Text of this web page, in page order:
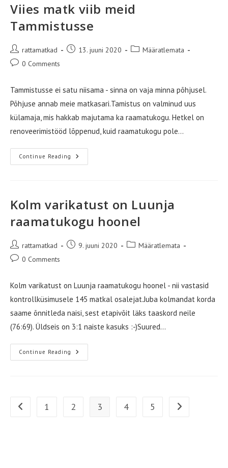
Viies matk viib meid
Tammistusse
Post
author:
rattamatkad
Post 13. juuni 2020
PostMääratlemata
Post0 Comments
Tammistusse ei satu niisama - sinna on vaja minna põhjusel.
Põhjuse annab meie matkasari.Tamistus on valminud uus
külamaja, mis hakkab majutama ka raamatukogu. Hetkel on
renoveerimistööd lõppenud, kuid raamatukogu pole…
Continue Reading Viies
Matk
Kolm varikatust on Luunja
raamatukogu hoonel
Post
author:
rattamatkad
Post 9. juuni 2020
PostMääratlemata
Post0 Comments
Kolm varikatust on Luunja raamatukogu hoonel - nii vastasid
kontrollküsimusele 145 matkal osalejat.Juba kolmandat korda
saame õnnitleda naisi, sest etapivõit läks taaskord neile
(76:69). Üldseis on 3:1 naiste kasuks :-)Suured…
Continue Reading Kolm
Varikatust
Go to the previous page
1 2 3 4 5 Go to the next